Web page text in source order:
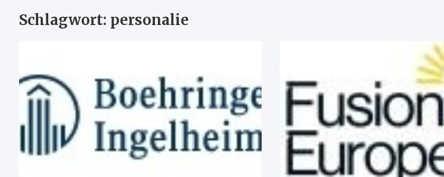
Schlagwort: personalie